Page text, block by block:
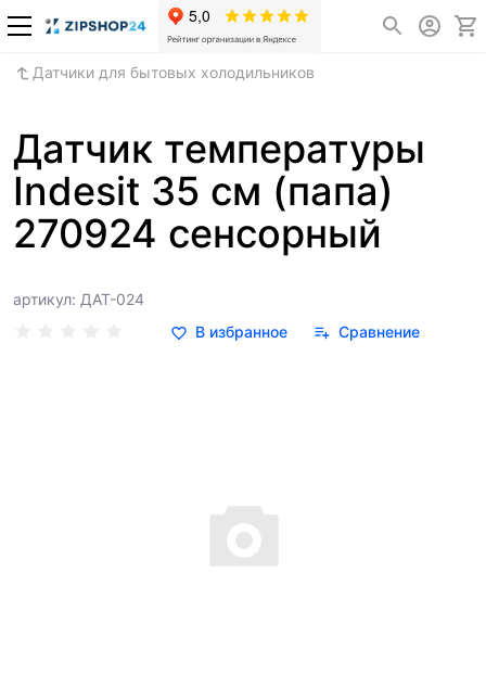
Датчики для бытовых холодильников
Датчик температуры
Indesit 35 см (папа)
270924 сенсорный
артикул: ДАТ-024
В избранное
Сравнение